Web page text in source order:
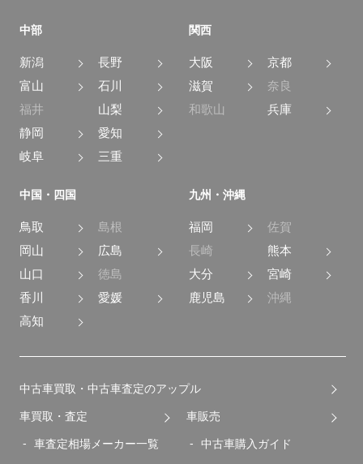
中部
新潟
長野
富山
石川
福井
山梨
静岡
愛知
岐阜
三重
関西
大阪
京都
滋賀
奈良
和歌山
兵庫
中国・四国
鳥取
島根
岡山
広島
山口
徳島
香川
愛媛
高知
九州・沖縄
福岡
佐賀
長崎
熊本
大分
宮崎
鹿児島
沖縄
中古車買取・中古車査定のアップル
車買取・査定
車査定相場メーカー一覧
車販売
中古車購入ガイド